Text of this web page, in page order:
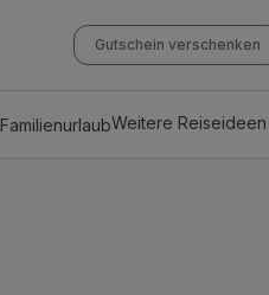
Gutschein verschenken
FamilienurlaubWeitere Reiseideen